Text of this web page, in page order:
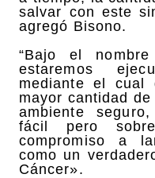
salvar con este
agregó Bisono.
“Bajo el
estaremos
mediante el cual
mayor cantidad
ambiente
fácil pero
compromiso a
como un
Cáncer».